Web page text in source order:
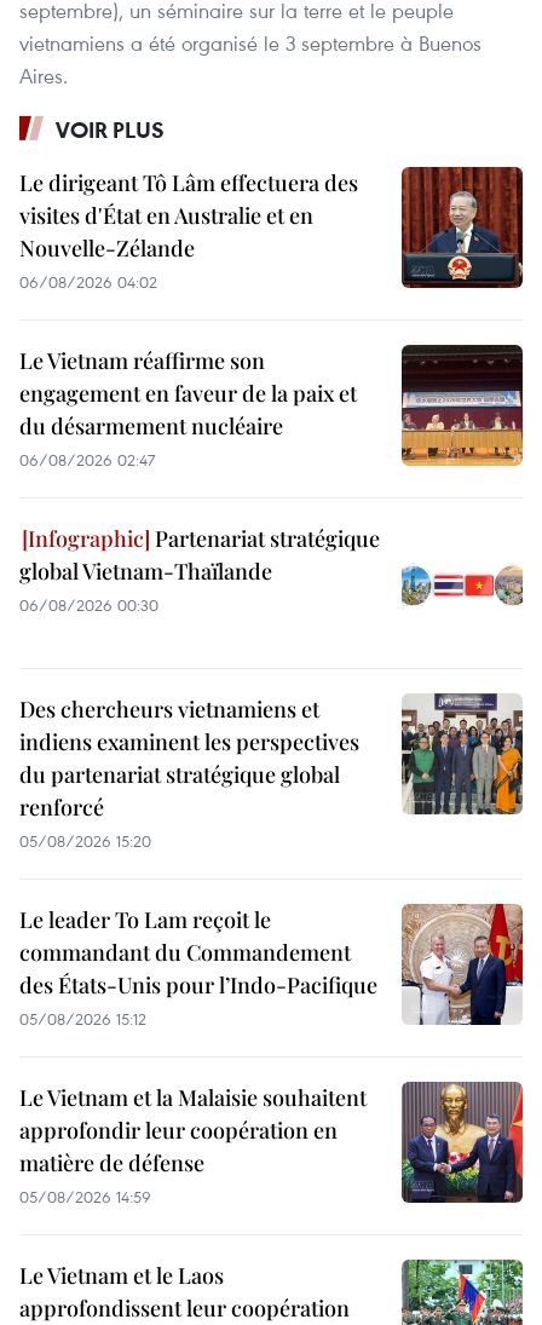
septembre), un séminaire sur la terre et le peuple
vietnamiens a été organisé le 3 septembre à Buenos
Aires.
VOIR PLUS
Le dirigeant Tô Lâm effectuera des
visites d'État en Australie et en
Nouvelle-Zélande
06/08/2026 04:02
Le Vietnam réaffirme son
engagement en faveur de la paix et
du désarmement nucléaire
06/08/2026 02:47
Partenariat stratégique
global Vietnam-Thaïlande
06/08/2026 00:30
Des chercheurs vietnamiens et
indiens examinent les perspectives
du partenariat stratégique global
renforcé
05/08/2026 15:20
Le leader To Lam reçoit le
commandant du Commandement
des États-Unis pour l’Indo-Pacifique
05/08/2026 15:12
Le Vietnam et la Malaisie souhaitent
approfondir leur coopération en
matière de défense
05/08/2026 14:59
Le Vietnam et le Laos
approfondissent leur coopération